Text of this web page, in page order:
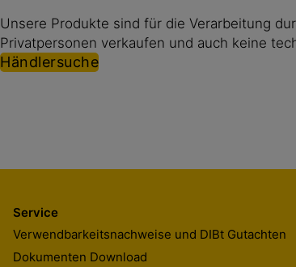
Unsere Produkte sind für die Verarbeitung
Privatpersonen verkaufen und auch keine
Händlersuche
Service
Verwendbarkeitsnachweise und DIBt Gutachten
Dokumenten Download